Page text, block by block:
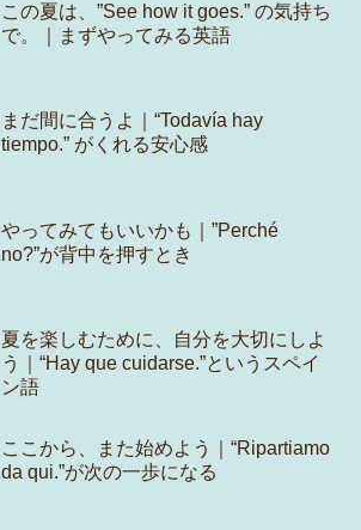
この夏は、”See how it goes.” の気持ち
で。｜まずやってみる英語
まだ間に合うよ｜“Todavía hay
tiempo.” がくれる安心感
やってみてもいいかも｜”Perché
no?”が背中を押すとき
夏を楽しむために、自分を大切にしよ
う｜“Hay que cuidarse.”というスペイ
ン語
ここから、また始めよう｜“Ripartiamo
da qui.”が次の一歩になる